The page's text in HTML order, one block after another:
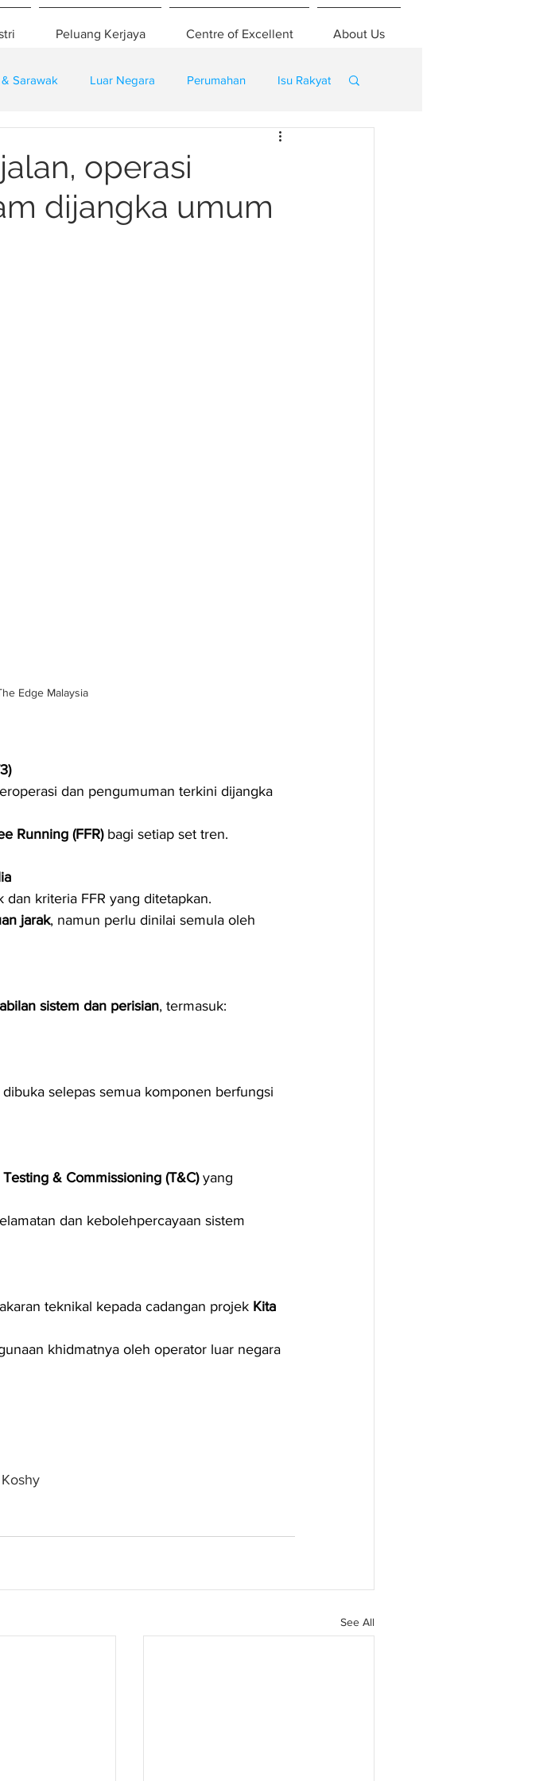
Peluang Kerjaya Centre of Excellent About Us
Sarawak Luar Negara Perumahan Isu Rakyat
operasi
dijangka umum
Edge Malaysia
dan pengumuman terkini dijangka
Running (FFR) bagi setiap set tren.
dan kriteria FFR yang ditetapkan.
jarak, namun perlu dinilai semula oleh
sistem dan perisian, termasuk:
selepas semua komponen berfungsi
Testing & Commissioning (T&C) yang
dan kebolehpercayaan sistem
teknikal kepada cadangan projek Kita
khidmatnya oleh operator luar negara
See All